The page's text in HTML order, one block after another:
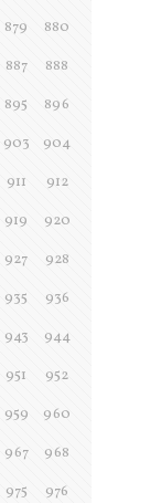
879
880
887
888
895
896
903
904
911
912
919
920
927
928
935
936
943
944
951
952
959
960
967
968
975
976